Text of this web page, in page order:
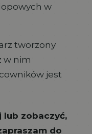
w
tworzony
w nim
jest
lub zobaczyć,
do